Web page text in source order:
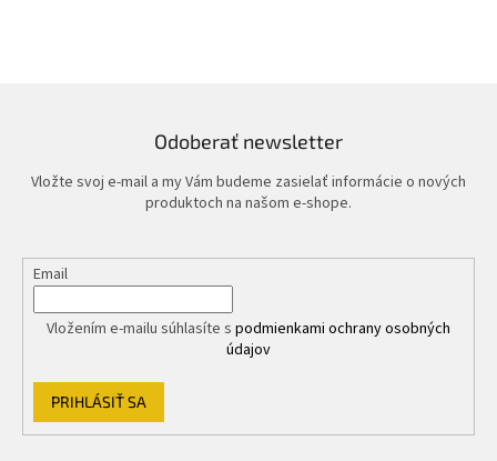
r
v
k
y
p
u
Odoberať newsletter
Vložte svoj e-mail a my Vám budeme zasielať informácie o nových
produktoch na našom e-shope.
Email
Vložením e-mailu súhlasíte s podmienkami ochrany osobných
údajov
PRIHLÁSIŤ SA